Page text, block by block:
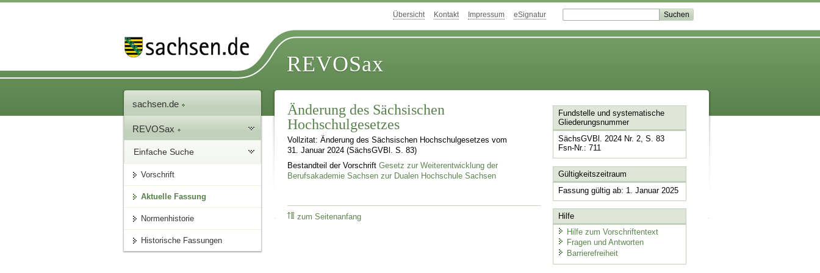
Übersicht Kontakt Impressum eSignatur
REVOSax
sachsen.de
REVOSax
Einfache Suche
Vorschrift
Aktuelle Fassung
Normenhistorie
Historische Fassungen
Änderung des Sächsischen
Hochschulgesetzes
Vollzitat: Änderung des Sächsischen Hochschulgesetzes vom
31. Januar 2024 (SächsGVBl. S. 83)
Bestandteil der VorschriftGesetz zur Weiterentwicklung der
Berufsakademie Sachsen zur Dualen Hochschule Sachsen
zum Seitenanfang
Fundstelle und systematische
Gliederungsnummer
SächsGVBl. 2024 Nr. 2, S. 83
Fsn-Nr.: 711
Gültigkeitszeitraum
Fassung gültig ab: 1. Januar 2025
Hilfe
Hilfe zum Vorschriftentext
Fragen und Antworten
Barrierefreiheit